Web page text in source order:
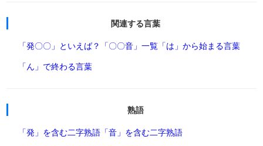
関連する言葉
「発〇〇」といえば？ 「〇〇音」一覧 「は」から始まる言葉
「ん」で終わる言葉
熟語
「発」を含む二字熟語 「音」を含む二字熟語